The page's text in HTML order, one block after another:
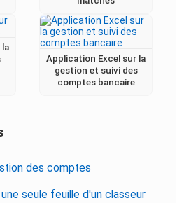
la
Application Excel sur la
gestion et suivi des
comptes bancaire
des comptes
seule feuille d'un classeur